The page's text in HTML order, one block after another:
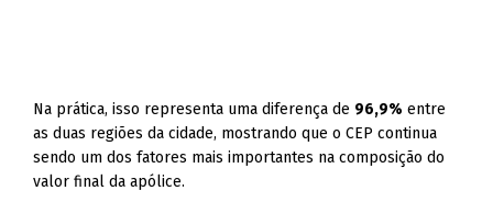
Na prática, isso representa uma diferença de 96,9% entre
as duas regiões da cidade, mostrando que o CEP continua
sendo um dos fatores mais importantes na composição do
valor final da apólice.